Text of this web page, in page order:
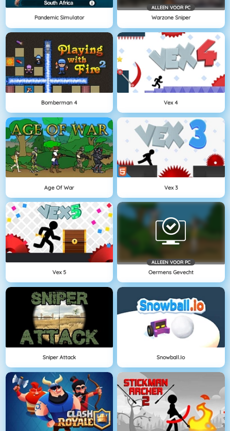
Pandemic Simulator
ALLEEN VOOR PC
Warzone Sniper
Bomberman 4 Vex 4
Age Of War Vex 3
Vex 5
ALLEEN VOOR PC
Oermens Gevecht
Sniper Attack Snowball.io